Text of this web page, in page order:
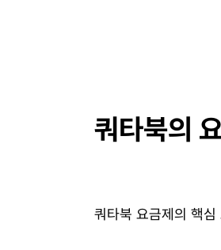
쿼타북의
쿼타북 요금제의 핵심